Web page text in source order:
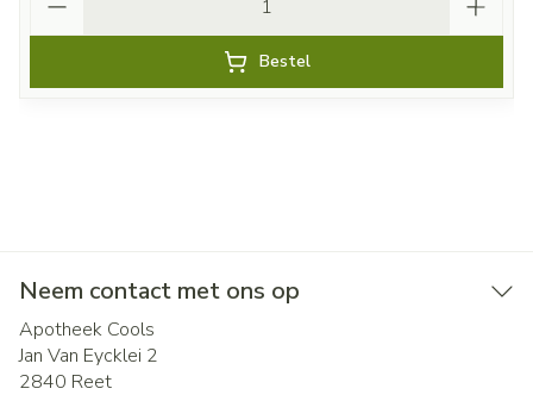
Bestel
Neem contact met ons op
Apotheek Cools
Jan Van Eycklei 2
2840 Reet